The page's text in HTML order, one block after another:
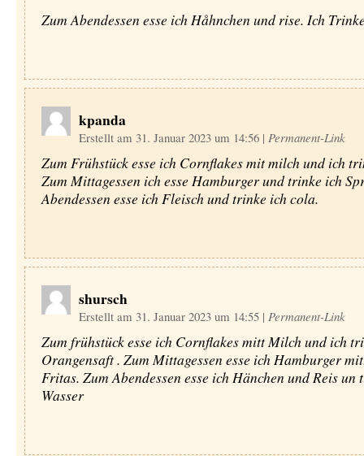
Zum Abendessen esse ich Håhnchen und rise. Ich
kpanda
Erstellt am 31. Januar 2023 um 14:56 | Permanent-Link
Zum Frühstück esse ich Cornflakes mit milch und ich
Zum Mittagessen ich esse Hamburger und trinke ich
Abendessen esse ich Fleisch und trinke ich cola.
shursch
Erstellt am 31. Januar 2023 um 14:55 | Permanent-Link
Zum frühstück esse ich Cornflakes mitt Milch und ich
Orangensaft . Zum Mittagessen esse ich Hamburger
Fritas. Zum Abendessen esse ich Hänchen und Reis un
Wasser